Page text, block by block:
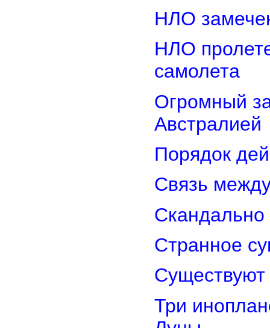
НЛО
НЛО
самолета
Огромный
Австралией
Порядок
Связь
Странное
Три